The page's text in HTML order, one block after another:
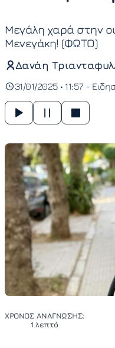
Μεγάλη χαρά στην
Μενεγάκη! (ΦΩΤΟ)
Δανάη
31/01/2025 • 11:57 -
ΧΡΟΝΟΣ ΑΝΑΓΝΩΣΗΣ:
1 λεπτό